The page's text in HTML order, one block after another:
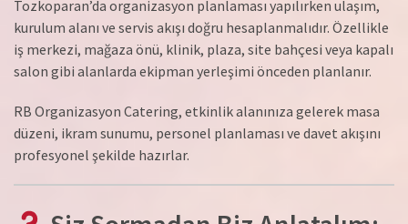
Tozkoparan’da organizasyon planlaması yapılırken ulaşım,
kurulum alanı ve servis akışı doğru hesaplanmalıdır. Özellikle
iş merkezi, mağaza önü, klinik, plaza, site bahçesi veya kapalı
salon gibi alanlarda ekipman yerleşimi önceden planlanır.
RB Organizasyon Catering, etkinlik alanınıza gelerek masa
düzeni, ikram sunumu, personel planlaması ve davet akışını
profesyonel şekilde hazırlar.